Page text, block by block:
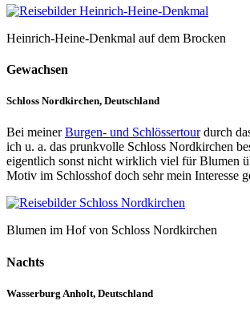
Heinrich-Heine-Denkmal auf dem Brocken
Gewachsen
Schloss Nordkirchen, Deutschland
Bei meinerBurgen- und Schlössertourdurch
ich u. a. das prunkvolle Schloss Nordkirchen
eigentlich sonst nicht wirklich viel für Blumen
Motiv im Schlosshof doch sehr mein Interesse
Blumen im Hof von Schloss Nordkirchen
Nachts
Wasserburg Anholt, Deutschland